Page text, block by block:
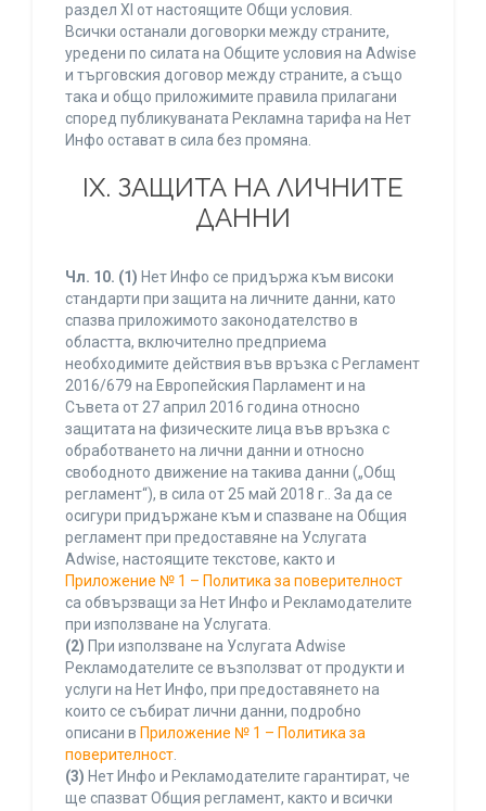
раздел XI от настоящите Общи условия.
Всички останали договорки между страните,
уредени по силата на Общите условия на Adwise
и търговския договор между страните, а също
така и общо приложимите правила прилагани
според публикуваната Рекламна тарифа на Нет
Инфо остават в сила без промяна.
IХ. ЗАЩИТА НА ЛИЧНИТЕ
ДАННИ
Чл. 10. (1) Нет Инфо се придържа към високи
стандарти при защита на личните данни, като
спазва приложимото законодателство в
областта, включително предприема
необходимите действия във връзка с Регламент
2016/679 на Европейския Парламент и на
Съвета от 27 април 2016 година относно
защитата на физическите лица във връзка с
обработването на лични данни и относно
свободното движение на такива данни („Общ
регламент“), в сила от 25 май 2018 г.. За да се
осигури придържане към и спазване на Общия
регламент при предоставяне на Услугата
Adwise, настоящите текстове, както и
Приложение № 1 – Политика за поверителност
са обвързващи за Нет Инфо и Рекламодателите
при използване на Услугата.
(2) При използване на Услугата Adwise
Рекламодателите се възползват от продукти и
услуги на Нет Инфо, при предоставянето на
които се събират лични данни, подробно
описани в Приложение № 1 – Политика за
поверителност.
(3) Нет Инфо и Рекламодателите гарантират, че
ще спазват Общия регламент, както и всички